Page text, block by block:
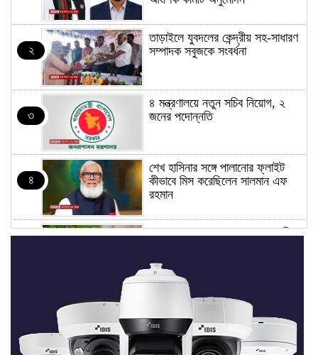
২
তাড়াইলে যুবদলের কেন্দ্রীয় সহ-সাধারণ
সম্পাদক সবুজকে সংবর্ধনা
৩
৪ মন্ত্রণালয়ে নতুন সচিব নিয়োগ, ২
জনের পদোন্নতি
৪
শেখ হাসিনার সঙ্গে পালানোর ফ্লাইট
কীভাবে মিস করেছিলেন সালমান এফ
রহমান
ভাত রান্নার সময় নরম হয়ে গেলে কী
মৃত্যুদণ্ড বাদ না দেওয়ায়
প্রত্যক্ষদর্শীদের তথ্য দেয়নি জাতিসংঘ:
ট্রাইব্যুনালকে প্রসিকিউটর